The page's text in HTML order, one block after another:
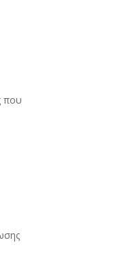
που